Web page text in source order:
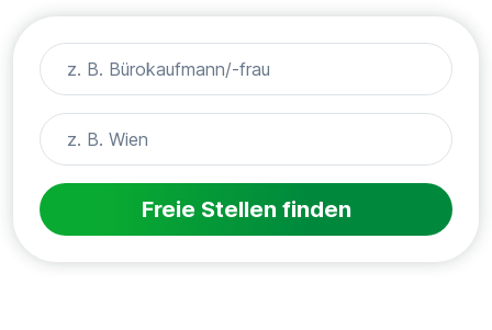
Freie Stellen finden